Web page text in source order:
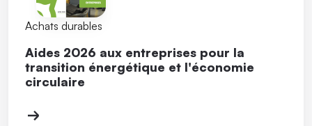
Achats durables
Aides 2026 aux entreprises pour la
transition énergétique et l'économie
circulaire